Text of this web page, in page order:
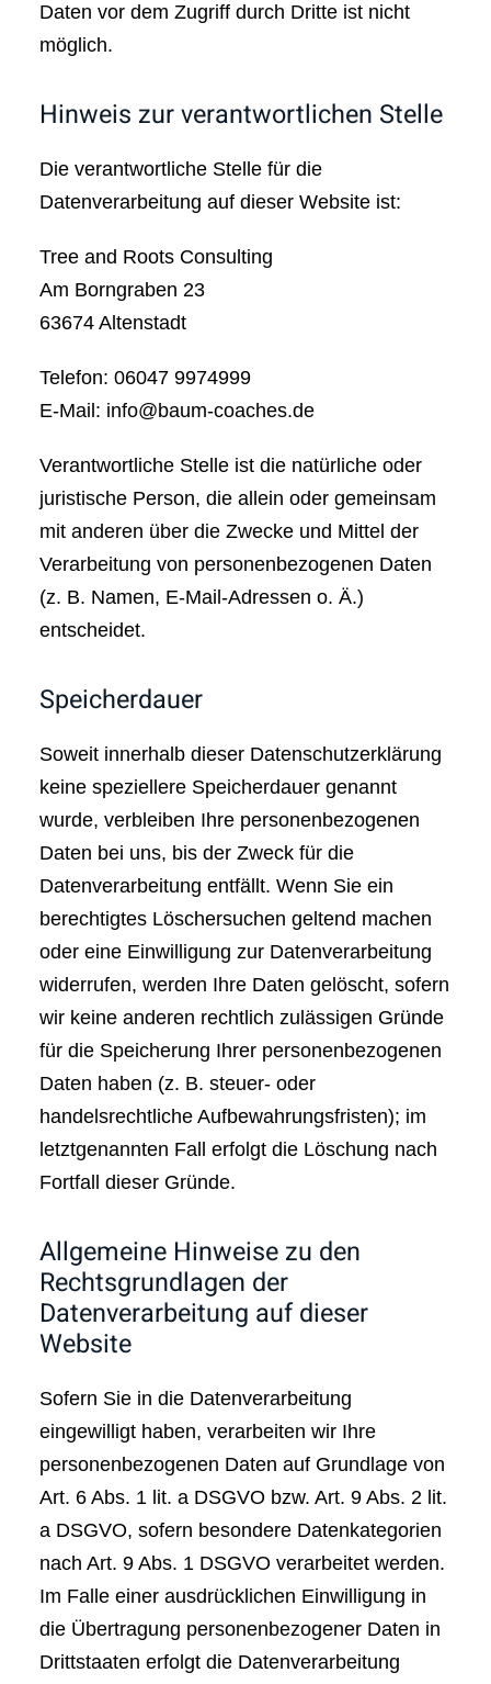
Daten vor dem Zugriff durch Dritte ist nicht
möglich.
Hinweis zur verantwortlichen Stelle
Die verantwortliche Stelle für die
Datenverarbeitung auf dieser Website ist:
Tree and Roots Consulting
Am Borngraben 23
63674 Altenstadt
Telefon: 06047 9974999
E-Mail: info@baum-coaches.de
Verantwortliche Stelle ist die natürliche oder
juristische Person, die allein oder gemeinsam
mit anderen über die Zwecke und Mittel der
Verarbeitung von personenbezogenen Daten
(z. B. Namen, E-Mail-Adressen o. Ä.)
entscheidet.
Speicherdauer
Soweit innerhalb dieser Datenschutzerklärung
keine speziellere Speicherdauer genannt
wurde, verbleiben Ihre personenbezogenen
Daten bei uns, bis der Zweck für die
Datenverarbeitung entfällt. Wenn Sie ein
berechtigtes Löschersuchen geltend machen
oder eine Einwilligung zur Datenverarbeitung
widerrufen, werden Ihre Daten gelöscht, sofern
wir keine anderen rechtlich zulässigen Gründe
für die Speicherung Ihrer personenbezogenen
Daten haben (z. B. steuer- oder
handelsrechtliche Aufbewahrungsfristen); im
letztgenannten Fall erfolgt die Löschung nach
Fortfall dieser Gründe.
Allgemeine Hinweise zu den
Rechtsgrundlagen der
Datenverarbeitung auf dieser
Website
Sofern Sie in die Datenverarbeitung
eingewilligt haben, verarbeiten wir Ihre
personenbezogenen Daten auf Grundlage von
Art. 6 Abs. 1 lit. a DSGVO bzw. Art. 9 Abs. 2 lit.
a DSGVO, sofern besondere Datenkategorien
nach Art. 9 Abs. 1 DSGVO verarbeitet werden.
Im Falle einer ausdrücklichen Einwilligung in
die Übertragung personenbezogener Daten in
Drittstaaten erfolgt die Datenverarbeitung